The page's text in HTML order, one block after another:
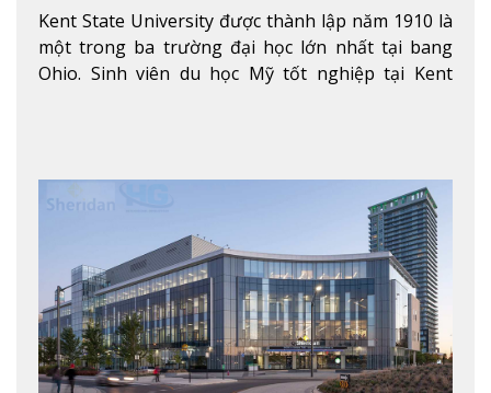
Kent State University được thành lập năm 1910 là
một trong ba trường đại học lớn nhất tại bang
Ohio. Sinh viên du học Mỹ tốt nghiệp tại Kent